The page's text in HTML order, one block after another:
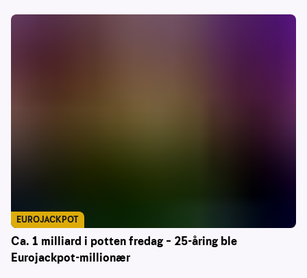
Ca. 1 milliard i potten fredag – 25-åring ble
Eurojackpot-millionær
EUROJACKPOT